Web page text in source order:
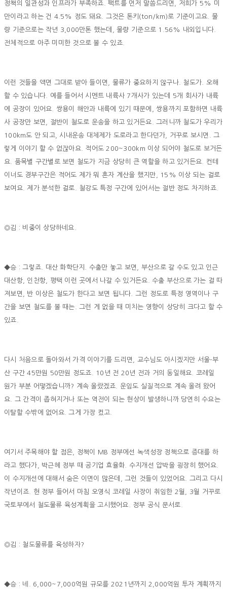
정책의 일관성과 인프라가 부족하죠. 팩트를 먼저 말씀드리면, 저희가 5% 미
만이라고 하는 건 4.5% 정도 돼요. 그것은 톤키(ton/km)로 기준이고요. 물
량 기준으로는 작년 3,000만톤 했는데, 물량 기준으로 1.56% 내외입니다.
전체적으로 아주 미미한 것으로 볼 수 있죠.
이런 것들을 액면 그대로 받아 들이면, 물류가 중요하지 않구나. 철도가. 오해
할 수 있습니다. 예를 들어서 시멘트 내륙사 7개사가 있는데 5개 회사가 내륙
에 공장이 있어요. 쌍용이 해안과 내륙에 있기 때문에, 쌍용까지 포함하면 내륙
사 공장만 보면, 절반이 철도로 운송을 하고 있거든요. 그러니까 철도가 우리가
100km도 안 되고, 시내운송 대체제가 도로라고 한다던가, 거꾸로 보시면. 그
렇게 이야기 할 수 없잖아요. 적어도 200~300km 이상 되어야 철도로 보거든
요. 품목별 구간별로 보면 철도가 지금 상당히 큰 역할을 하고 있거든요. 컨테
이너도 경부구간은 적어도 제가 뭐 혼자 계산을 했지만, 15% 이상 되는 걸로
보여요. 제가 분석한 걸로. 철강도 특정 구간에 있어서는 절반 정도 차지하죠.
◎김 : 비중이 상당하네요.
◆승 : 그렇죠. 대산 화학단지. 수출만 놓고 보면, 부산으로 갈 수도 있고 인근
대산항, 인천항, 평택 이런 곳에서 나갈 수 있거든요. 수출 부산으로 가는 걸 따
져보면, 반 이상은 철도가 한다고 보면 됩니다. 그런 정도로 특정 영역이나 구
간을 보면 철도를 볼 때는. 그런 게 없을 때 미치는 영향이 상당히 크다고 할 수
있죠.
다시 처음으로 돌아와서 가격 이야기를 드리면, 교수님도 아시겠지만 서울-부
산 구간 45만원 50만원 정도죠. 10년 전 20년 전과 거의 동일해요. 코레일
원가 부분 어떻겠습니까? 계속 올랐겠죠. 운임도 실질적으로 계속 올려 왔어
요. 그 간격이 좁혀지거나 또는 역전이 되는 현상이 발생하니까 당연히 수요는
이탈할 수밖에 없어요. 그게 가장 컸고.
여기서 주목해야 할 점은, 정책이 MB 정부에선 녹색성장 정책으로 증대를 하
라고 했다가, 박근혜 정부 때 공기업 효율화. 수지개선 압박을 굉장히 했어요.
이 수지개선에 대해서 숨은 이면이 많은데, 그런 것들이 있었어요. 그리고 다시
작년이죠. 현 정부 들어서 마침 오영식 코레일 사장이 취임한 2월, 3월 거꾸로
국토부에서 철도물류 육성계획을 고시했어요. 정부 공식 문서로.
◎김 : 철도물류를 육성하자?
◆승 : 네. 6,000~7,000억원 규모를 2021년까지 2,000억원 투자 계획까지